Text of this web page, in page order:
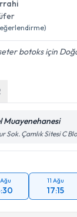
botoks için
Muayenehanesi
Sok. Çamlık Sitesi C
Ağu 11 Ağu
17:15